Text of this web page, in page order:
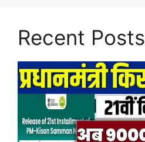
Recent Posts